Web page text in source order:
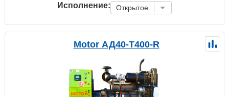
Исполнение: Открытое
Motor АД40-Т400-R